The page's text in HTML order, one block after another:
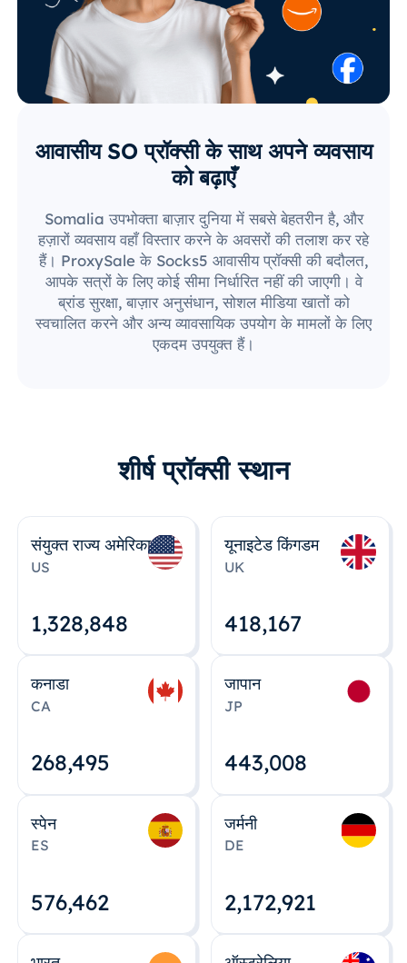
आवासीय SO प्रॉक्सी के साथ अपने व्यवसाय
को बढ़ाएँ
Somalia उपभोक्ता बाज़ार दुनिया में सबसे बेहतरीन है, और
हज़ारों व्यवसाय वहाँ विस्तार करने के अवसरों की तलाश कर रहे
हैं। ProxySale के Socks5 आवासीय प्रॉक्सी की बदौलत,
आपके सत्रों के लिए कोई सीमा निर्धारित नहीं की जाएगी। वे
ब्रांड सुरक्षा, बाज़ार अनुसंधान, सोशल मीडिया खातों को
स्वचालित करने और अन्य व्यावसायिक उपयोग के मामलों के लिए
एकदम उपयुक्त हैं।
शीर्ष प्रॉक्सी स्थान
संयुक्त राज्य अमेरिका
US
1,328,848
यूनाइटेड किंगडम
UK
418,167
कनाडा
CA
268,495
जापान
JP
443,008
स्पेन
ES
576,463
जर्मनी
DE
2,172,922